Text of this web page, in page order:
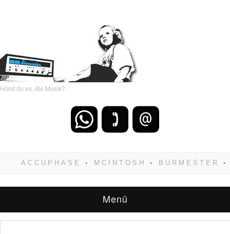
Hörst du es, die Musik?
zwangsläufig siegen! Und noch was: Hifi
Menü